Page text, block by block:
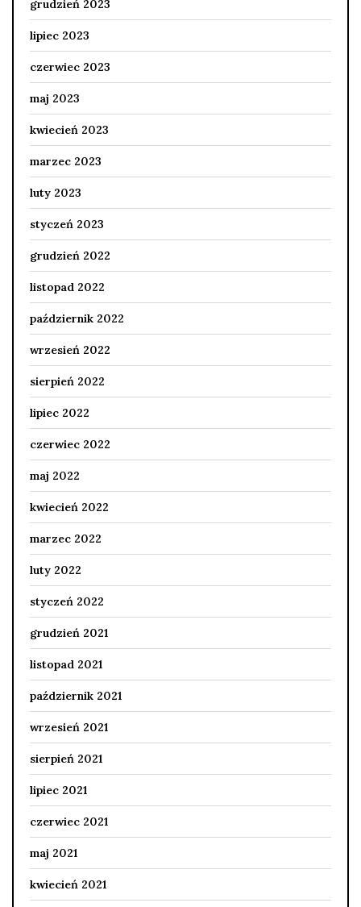
grudzień 2023
lipiec 2023
czerwiec 2023
maj 2023
kwiecień 2023
marzec 2023
luty 2023
styczeń 2023
grudzień 2022
listopad 2022
październik 2022
wrzesień 2022
sierpień 2022
lipiec 2022
czerwiec 2022
maj 2022
kwiecień 2022
marzec 2022
luty 2022
styczeń 2022
grudzień 2021
listopad 2021
październik 2021
wrzesień 2021
sierpień 2021
lipiec 2021
czerwiec 2021
maj 2021
kwiecień 2021